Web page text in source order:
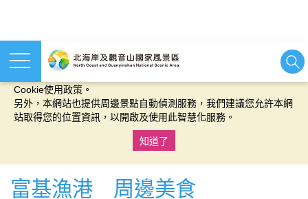
本網站使用cookies等相關技術以持續優化網站服務，並有助於為
Cookie使用政策。
另外，本網站也提供周邊景點自動偵測服務，我們建議您允許本網
站取得您的位置資訊，以開啟及使用此智慧化服務。
知道了
富基漁港 周邊美食